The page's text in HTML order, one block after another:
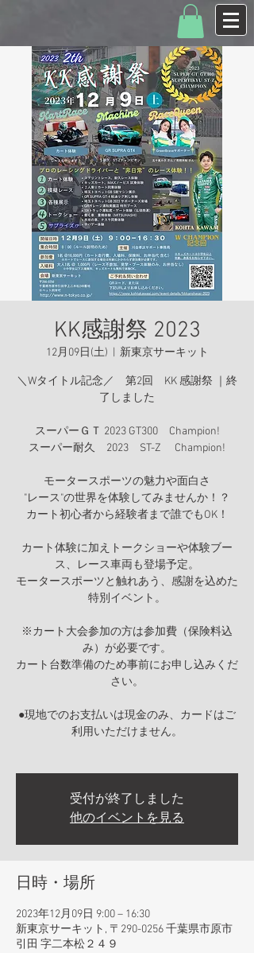
KK感謝祭 2023
12月09日(土) 新東京サーキット
＼Wタイトル記念／ 第2回 KK 感謝祭 ｜終
了しました
スーパーＧＴ 2023 GT300 Champion!
スーパー耐久 2023 ST-Z Champion!
モータースポーツの魅力や面白さ
"レース"の世界を体験してみませんか！？
カート初心者から経験者まで誰でもOK！
カート体験に加えトークショーや体験ブー
ス、レース車両も登場予定。
モータースポーツと触れあう、感謝を込めた
特別イベント。
※カート大会参加の方は参加費（保険料込
み）が必要です。
カート台数準備のため事前にお申し込みくだ
さい。
●現地でのお支払いは現金のみ、カードはご
利用いただけません。
受付が終了しました
他のイベントを見る
日時・場所
2023年12月09日 9:00 – 16:30
新東京サーキット, 〒290-0256 千葉県市原市
引田 字二本松２４９